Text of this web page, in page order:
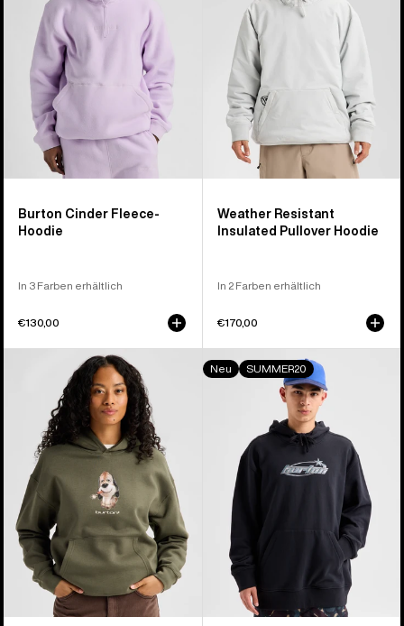
Burton Cinder Fleece-
Hoodie
In 3 Farben erhältlich
€130,00
Pullover
Hoodie
Weather Resistant
Insulated Pullover Hoodie
In 2 Farben erhältlich
€170,00
Hoodie
Blossom
27
Neu SUMMER20